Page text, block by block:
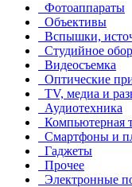
Фотоаппараты
Объективы
Вспышки,
Студийное
Видеосъемка
Оптические
TV, медиа и
Аудиотехника
Компьютерная
Смартфоны и
Гаджеты
Прочее
Электронные